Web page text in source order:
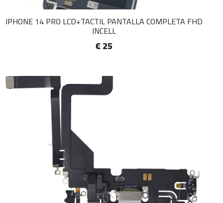
IPHONE 14 PRO LCD+TACTIL PANTALLA COMPLETA FHD
INCELL
€ 25